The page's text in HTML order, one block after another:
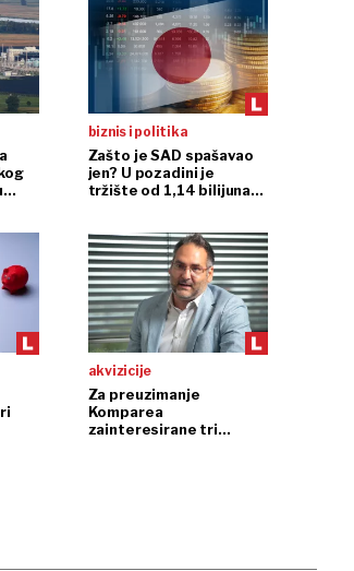
biznis i politika
Zašto je SAD spašavao
jen? U pozadini je
tržište od 1,14 bilijuna
akvizicije
Za preuzimanje
Komparea
zainteresirane tri